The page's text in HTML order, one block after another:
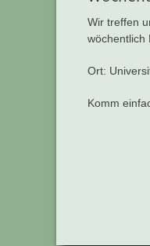
Wir treffen
wöchentlich
Ort:
Komm